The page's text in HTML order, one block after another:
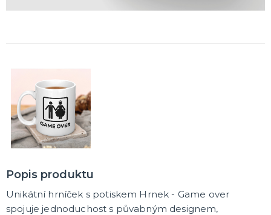
Popis produktu
Unikátní hrníček s potiskem Hrnek - Game over
spojuje jednoduchost s půvabným designem,